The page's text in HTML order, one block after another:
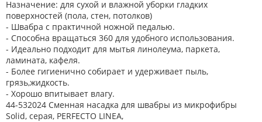
Назначение: для сухой и влажной уборки гладких
поверхностей (пола, стен, потолков)
- Швабра с практичной ножной педалью.
- Способна вращаться 360 для удобного использования.
- Идеально подходит для мытья линолеума, паркета,
ламината, кафеля.
- Более гигиенично собирает и удерживает пыль,
грязь,жидкость.
- Хорошо впитывает влагу.
44-532024 Сменная насадка для швабры из микрофибры
Solid, серая, PERFECTO LINEA,